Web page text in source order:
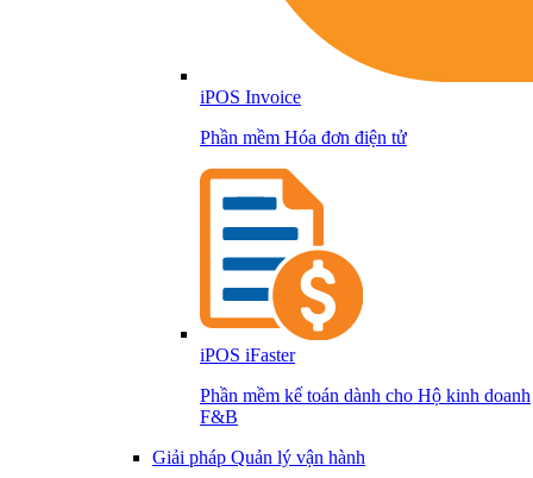
iPOS Invoice
Phần mềm Hóa đơn điện tử
iPOS iFaster
Phần mềm kế toán dành cho Hộ kinh doanh
F&B
Giải pháp Quản lý vận hành